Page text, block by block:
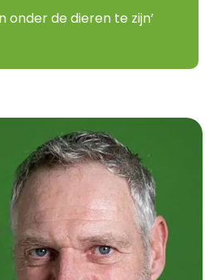
onder de dieren te zijn’